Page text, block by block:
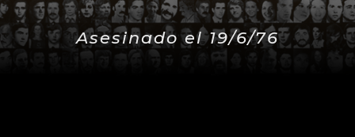
Asesinado el 19/6/76